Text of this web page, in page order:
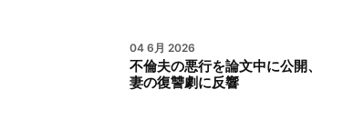
04 6月 2026
不倫夫の悪行を論文中に公開、
妻の復讐劇に反響